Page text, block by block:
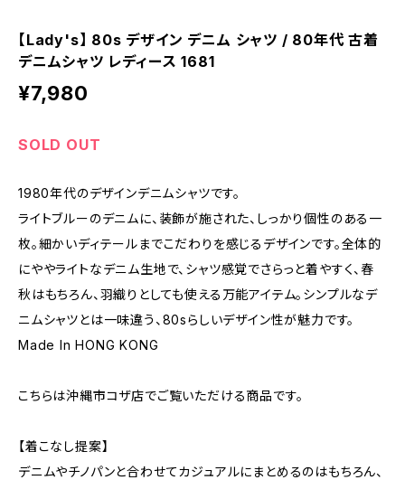
【Lady's】 80s デザイン デニム シャツ / 80年代 古着
デニムシャツ レディース 1681
¥7,980
SOLD OUT
1980年代のデザインデニムシャツです。
ライトブルーのデニムに、装飾が施された、しっかり個性のある一
枚。細かいディテールまでこだわりを感じるデザインです。全体的
にややライトなデニム生地で、シャツ感覚でさらっと着やすく、春
秋はもちろん、羽織りとしても使える万能アイテム。シンプルなデ
ニムシャツとは一味違う、80sらしいデザイン性が魅力です。
Made In HONG KONG
こちらは沖縄市コザ店でご覧いただける商品です。
【着こなし提案】
デニムやチノパンと合わせてカジュアルにまとめるのはもちろん、